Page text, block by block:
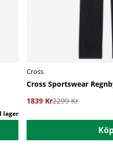
Cross
Cross Sportswear
1839 Kr2299 Kr